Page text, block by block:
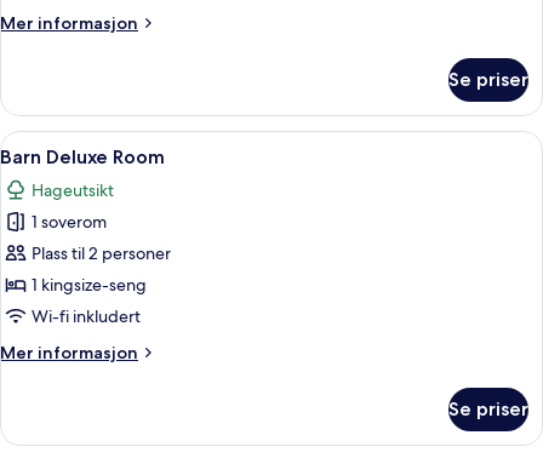
Mer informasjon
Mer
Suite
Se priser
Åpne
alle
bildene
av
Barn
Deluxe
Room
Barn Deluxe Room |
13
Barn Deluxe Room
Hageutsikt
1 soverom
Plass til 2 personer
1 kingsize-seng
Wi-fi inkludert
Mer informasjon
Mer
Deluxe
Se priser